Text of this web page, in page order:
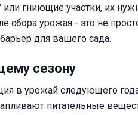
гниющие участки, их
сбора урожая - это не
для вашего сада.
сезону
в урожай следующего
питательные